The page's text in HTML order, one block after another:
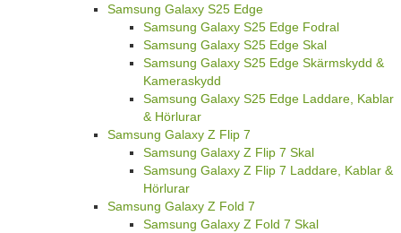
Samsung Galaxy S25 Edge
Samsung Galaxy S25 Edge Fodral
Samsung Galaxy S25 Edge Skal
Samsung Galaxy S25 Edge Skärmskydd &
Kameraskydd
Samsung Galaxy S25 Edge Laddare, Kablar
& Hörlurar
Samsung Galaxy Z Flip 7
Samsung Galaxy Z Flip 7 Skal
Samsung Galaxy Z Flip 7 Laddare, Kablar &
Hörlurar
Samsung Galaxy Z Fold 7
Samsung Galaxy Z Fold 7 Skal